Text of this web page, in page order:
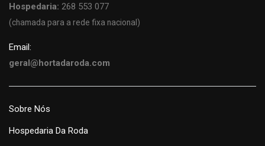
Hospedaria: 268 553 077
(chamada para a rede fixa nacional)
Email:
geral@hortadaroda.com
Sobre Nós
Hospedaria Da Roda